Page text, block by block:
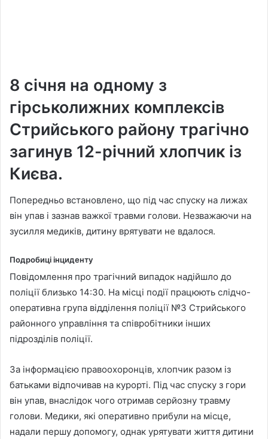
8 січня на одному з
гірськолижних комплексів
Стрийського району трагічно
загинув 12-річний хлопчик із
Києва.
Попередньо встановлено, що під час спуску на лижах
він упав і зазнав важкої травми голови. Незважаючи на
зусилля медиків, дитину врятувати не вдалося.
Подробиці інциденту
Повідомлення про трагічний випадок надійшло до
поліції близько 14:30. На місці події працюють слідчо-
оперативна група відділення поліції №3 Стрийського
районного управління та співробітники інших
підрозділів поліції.
За інформацією правоохоронців, хлопчик разом із
батьками відпочивав на курорті. Під час спуску з гори
він упав, внаслідок чого отримав серйозну травму
голови. Медики, які оперативно прибули на місце,
надали першу допомогу, однак урятувати життя дитини